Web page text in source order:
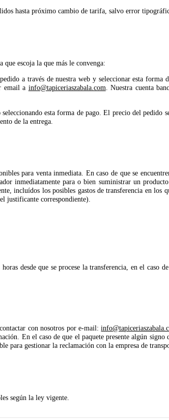
hasta próximo cambio de tarifa, salvo error
que escoja la que más le convenga:
a través de nuestra web y seleccionar esta
email a info@tapiceriaszabala.com. Nuestra cuenta
seleccionando esta forma de pago. El precio del pedido
de la entrega.
para venta inmediata. En caso de que se
inmediatamente para o bien suministrar un
incluídos los posibles gastos de transferencia en
justificante correspondiente).
desde que se procese la transferencia, en el caso
con nosotros por e-mail:
En el caso de que el paquete presente algún signo
para gestionar la reclamación con la empresa de
según la ley vigente.